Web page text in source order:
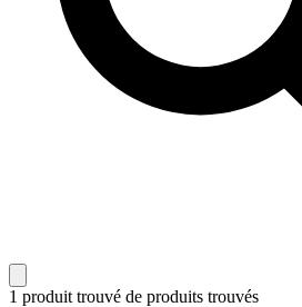
1 produit trouvé de produits trouvés